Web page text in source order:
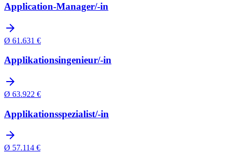
Application-Manager/-in
Ø 61.631 €
Applikationsingenieur/-in
Ø 63.922 €
Applikationsspezialist/-in
Ø 57.114 €